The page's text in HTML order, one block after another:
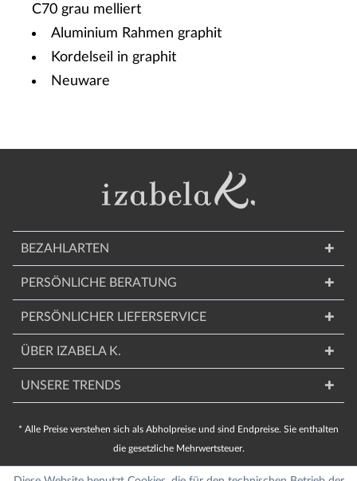
C70 grau melliert
Aluminium Rahmen graphit
Kordelseil in graphit
Neuware
BEZAHLARTEN
PERSÖNLICHE BERATUNG
PERSÖNLICHER LIEFERSERVICE
ÜBER IZABELA K.
UNSERE TRENDS
* Alle Preise verstehen sich als Abholpreise und sind Endpreise. Sie enthalten
die gesetzliche Mehrwertsteuer.